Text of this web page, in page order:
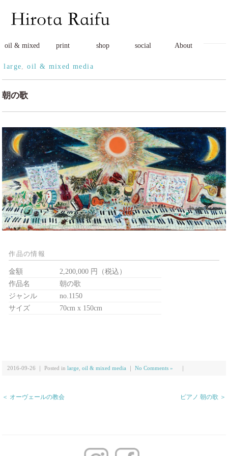
oil & mixed print shop social About
large,oil & mixed media
朝の歌
作品の情報
金額
2,200,000 円（税込）
作品名
朝の歌
ジャンル
no.1150
サイズ
70cm x 150cm
2016-09-26 ｜ Posted inlarge,oil & mixed media ｜No Comments »
＜ オーヴェールの教会 ピアノ 朝の歌 ＞